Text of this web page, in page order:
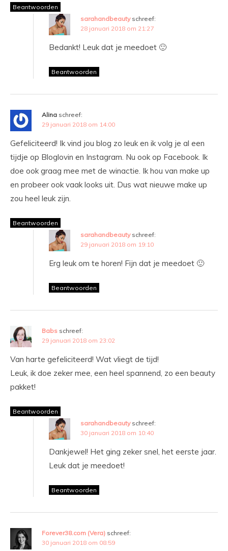
Beantwoorden
sarahandbeauty schreef:
28 januari 2018 om 21:27
Bedankt! Leuk dat je meedoet 🙂
Beantwoorden
Alina schreef:
29 januari 2018 om 14:00
Gefeliciteerd! Ik vind jou blog zo leuk en ik volg je al een
tijdje op Bloglovin en Instagram. Nu ook op Facebook. Ik
doe ook graag mee met de winactie. Ik hou van make up
en probeer ook vaak looks uit. Dus wat nieuwe make up
zou heel leuk zijn.
Beantwoorden
sarahandbeauty schreef:
29 januari 2018 om 19:10
Erg leuk om te horen! Fijn dat je meedoet 🙂
Beantwoorden
Babs schreef:
29 januari 2018 om 23:02
Van harte gefeliciteerd! Wat vliegt de tijd!
Leuk, ik doe zeker mee, een heel spannend, zo een beauty
pakket!
Beantwoorden
sarahandbeauty schreef:
30 januari 2018 om 10:40
Dankjewel! Het ging zeker snel, het eerste jaar.
Leuk dat je meedoet!
Beantwoorden
Forever38.com (Vera) schreef:
30 januari 2018 om 08:59